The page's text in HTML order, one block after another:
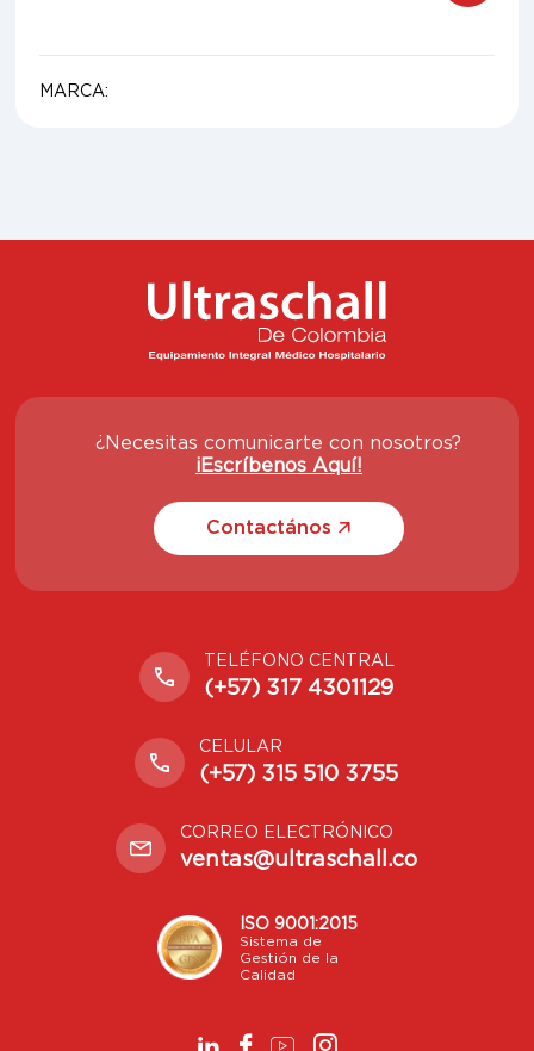
MARCA:
¿Necesitas comunicarte con nosotros?
¡Escríbenos Aquí!
Contactános
TELÉFONO CENTRAL
(+57) 317 4301129
CELULAR
(+57) 315 510 3755
CORREO ELECTRÓNICO
ventas@ultraschall.co
ISO 9001:2015
Sistema de
Gestión de la
Calidad